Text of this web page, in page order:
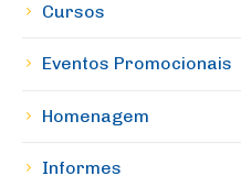
Cursos
Eventos Promocionais
Homenagem
Informes